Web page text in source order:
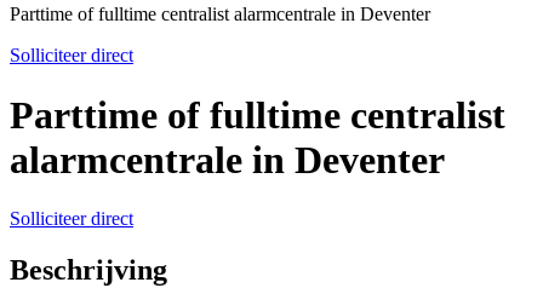
Parttime of fulltime centralist alarmcentrale in Deventer
Solliciteer direct
Parttime of fulltime centralist
alarmcentrale in Deventer
Solliciteer direct
Beschrijving